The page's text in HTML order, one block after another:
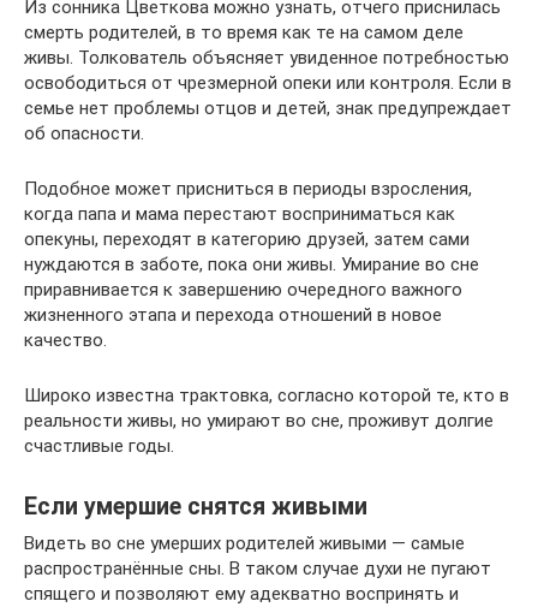
Из сонника Цветкова можно узнать, отчего приснилась
смерть родителей, в то время как те на самом деле
живы. Толкователь объясняет увиденное потребностью
освободиться от чрезмерной опеки или контроля. Если в
семье нет проблемы отцов и детей, знак предупреждает
об опасности.
Подобное может присниться в периоды взросления,
когда папа и мама перестают восприниматься как
опекуны, переходят в категорию друзей, затем сами
нуждаются в заботе, пока они живы. Умирание во сне
приравнивается к завершению очередного важного
жизненного этапа и перехода отношений в новое
качество.
Широко известна трактовка, согласно которой те, кто в
реальности живы, но умирают во сне, проживут долгие
счастливые годы.
Если умершие снятся живыми
Видеть во сне умерших родителей живыми — самые
распространённые сны. В таком случае духи не пугают
спящего и позволяют ему адекватно воспринять и